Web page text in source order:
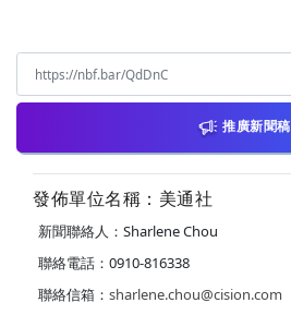
推廣新聞稿
發佈單位名稱：美通社
新聞聯絡人：Sharlene Chou
聯絡電話：0910-816338
聯絡信箱： sharlene.chou@cision.com